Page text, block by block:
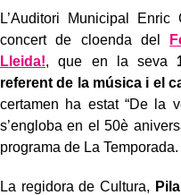
L’Auditori Municipal Enric
concert de cloenda del
Lleida!, que en la seva
referent de la música i el
certamen ha estat “De la
s’engloba en el 50è
programa de La Temporada.
La regidora de Cultura,